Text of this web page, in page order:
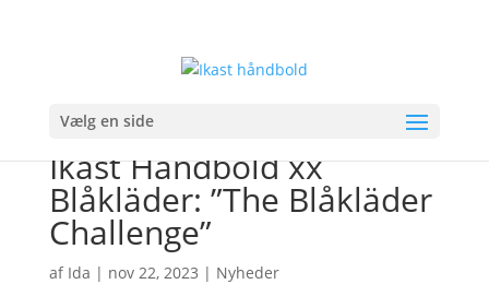
Vælg en side
Ikast Håndbold xx
Blåkläder: ”The Blåkläder
Challenge”
af Ida | nov 22, 2023 | Nyheder